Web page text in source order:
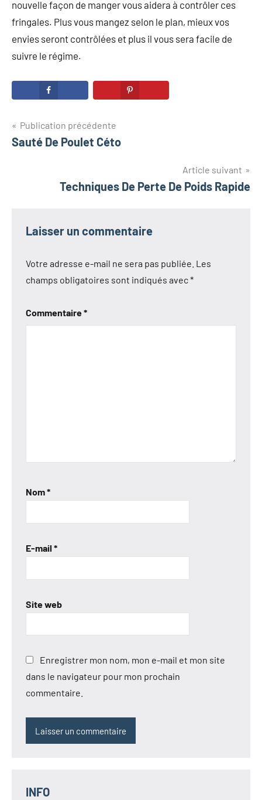
nouvelle façon de manger vous aidera à contrôler ces
fringales. Plus vous mangez selon le plan, mieux vos
envies seront contrôlées et plus il vous sera facile de
suivre le régime.
Navigation
de
Publication précédente
Sauté De Poulet Céto
Article suivant
Techniques De Perte De Poids Rapide
Laisser un commentaire
Votre adresse e-mail ne sera pas publiée. Les
champs obligatoires sont indiqués avec*
Commentaire*
Nom*
E-mail *
Site web
Enregistrer mon nom, mon e-mail et mon site
dans le navigateur pour mon prochain
commentaire.
INFO